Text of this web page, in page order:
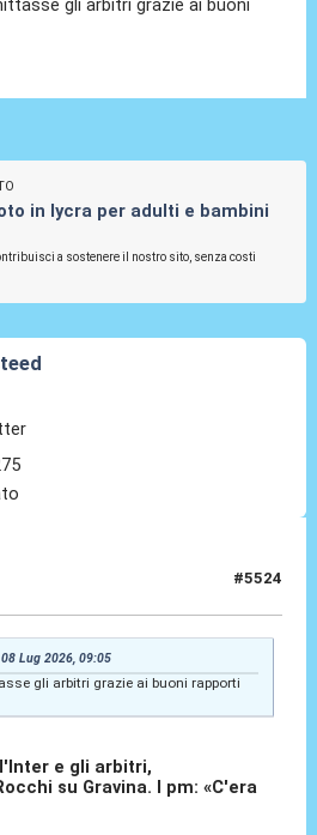
gli arbitri grazie ai buoni
in lycra per adulti e bambini
a sostenere il nostro sito, senza costi
#5524
Lug 2026, 09:05
gli arbitri grazie ai buoni rapporti
e gli arbitri,
su Gravina. I pm: «C'era